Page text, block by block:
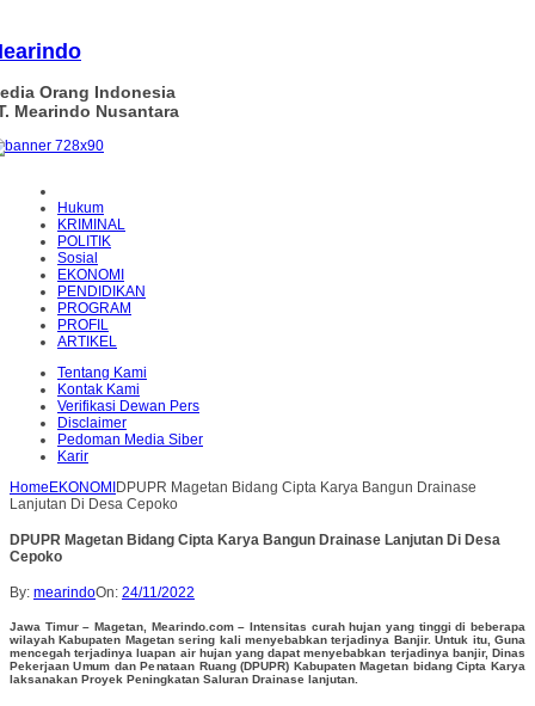
Orang Indonesia
Mearindo Nusantara
Hukum
KRIMINAL
POLITIK
Sosial
EKONOMI
PENDIDIKAN
PROGRAM
PROFIL
ARTIKEL
Tentang Kami
Kontak Kami
Verifikasi Dewan Pers
Disclaimer
Pedoman Media Siber
Karir
Home EKONOMI DPUPR Magetan Bidang Cipta Karya Bangun Drainase
Lanjutan Di Desa Cepoko
DPUPR Magetan Bidang Cipta Karya Bangun Drainase Lanjutan Di Desa
Cepoko
By: mearindoOn: 24/11/2022
Jawa Timur – Magetan, Mearindo.com – Intensitas curah hujan yang tinggi di beberapa
wilayah Kabupaten Magetan sering kali menyebabkan terjadinya Banjir. Untuk itu, Guna
mencegah terjadinya luapan air hujan yang dapat menyebabkan terjadinya banjir, Dinas
Pekerjaan Umum dan Penataan Ruang (DPUPR) Kabupaten Magetan bidang Cipta Karya
laksanakan Proyek Peningkatan Saluran Drainase lanjutan.